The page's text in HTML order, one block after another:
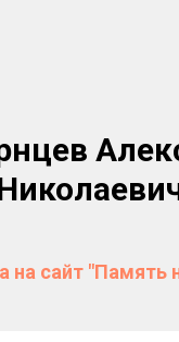
на сайт "Память